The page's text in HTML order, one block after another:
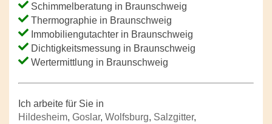
Schimmelberatung in Braunschweig
Thermographie in Braunschweig
Immobiliengutachter in Braunschweig
Dichtigkeitsmessung in Braunschweig
Wertermittlung in Braunschweig
Ich arbeite für Sie in
Hildesheim, Goslar, Wolfsburg, Salzgitter,